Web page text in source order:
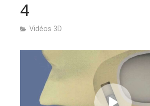
4
Vidéos 3D